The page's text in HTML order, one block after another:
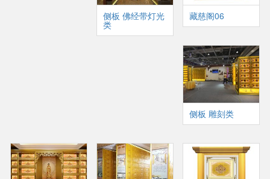
侧板 佛经带灯光
类
藏慈阁06
侧板 雕刻类